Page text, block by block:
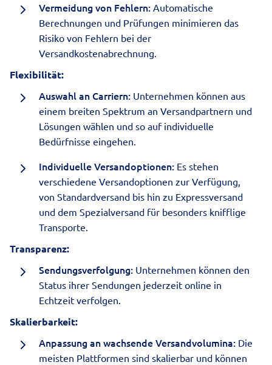
Vermeidung von Fehlern: Automatische
Berechnungen und Prüfungen minimieren das
Risiko von Fehlern bei der
Versandkostenabrechnung.
Flexibilität:
Auswahl an Carriern: Unternehmen können aus
einem breiten Spektrum an Versandpartnern und
Lösungen wählen und so auf individuelle
Bedürfnisse eingehen.
Individuelle Versandoptionen: Es stehen
verschiedene Versandoptionen zur Verfügung,
von Standardversand bis hin zu Expressversand
und dem Spezialversand für besonders knifflige
Transporte.
Transparenz:
Sendungsverfolgung: Unternehmen können den
Status ihrer Sendungen jederzeit online in
Echtzeit verfolgen.
Skalierbarkeit:
Anpassung an wachsende Versandvolumina: Die
meisten Plattformen sind skalierbar und können